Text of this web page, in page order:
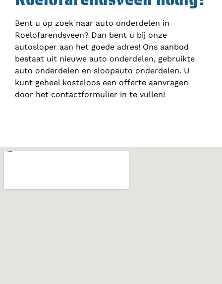
Bent u op zoek naar auto onderdelen in
Roelofarendsveen? Dan bent u bij onze
autosloper aan het goede adres! Ons aanbod
bestaat uit nieuwe auto onderdelen, gebruikte
auto onderdelen en sloopauto onderdelen. U
kunt geheel kosteloos een offerte aanvragen
door het contactformulier in te vullen!